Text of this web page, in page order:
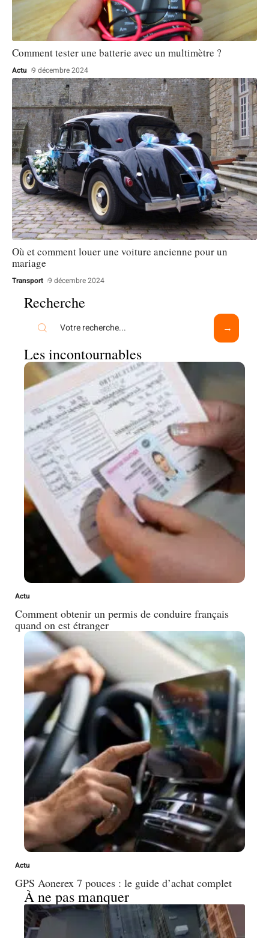
Comment tester une batterie avec un multimètre ?
Actu 9 décembre 2024
Où et comment louer une voiture ancienne pour un
mariage
Transport 9 décembre 2024
Recherche
Les incontournables
Actu
Comment obtenir un permis de conduire français
quand on est étranger
Actu
GPS Aonerex 7 pouces : le guide d’achat complet
À ne pas manquer